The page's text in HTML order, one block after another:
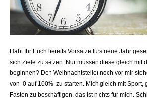
Habt Ihr Euch bereits Vorsätze fürs neue Jahr
sich Ziele zu setzen. Nur müssen diese gleich mit
beginnen? Den Weihnachtsteller noch vor mir
von 0 auf 100% zu starten. Mich gleich mit Sport,
Fasten zu beschäftigen, das ist nichts für mich.